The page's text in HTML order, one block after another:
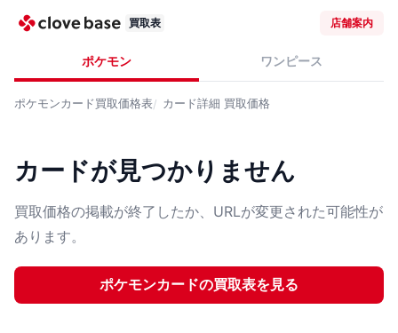
買取表 店舗案内
ポケモン ワンピース
ポケモンカード買取価格表 カード詳細 買取価格
カードが見つかりません
買取価格の掲載が終了したか、URLが変更された可能性が
あります。
ポケモンカードの買取表を見る